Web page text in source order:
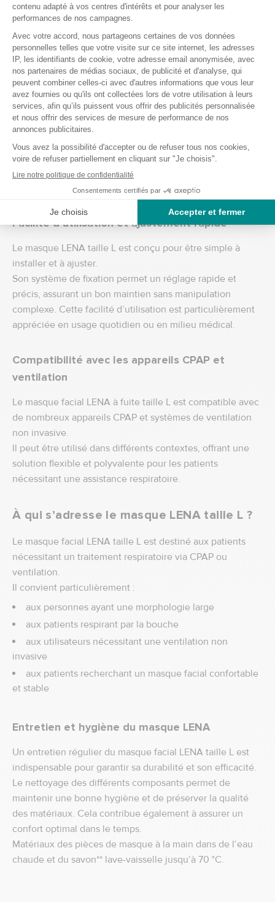
LENA taille L
Le masque facial LENA à fuite taille L se distingue
également par ses caractéristiques techniques, pensées
pour garantir performance et confort :
Dimensions (H x l x P) : 175 x 100 x 100 mm
Poids : 150 g
Espace mort : 326 ml
Durée de vie du dispositif : jusqu’à 5 ans
Durée d’utilisation recommandée : jusqu’à 12 mois¹
Ces caractéristiques permettent d’assurer un bon
équilibre entre légèreté, performance et durabilité, tout
en garantissant une utilisation confortable au quotidien.
Facilité d’utilisation et ajustement rapide
Le masque LENA taille L est conçu pour être simple à
installer et à ajuster.
Son système de fixation permet un réglage rapide et
précis, assurant un bon maintien sans manipulation
complexe. Cette facilité d’utilisation est particulièrement
appréciée en usage quotidien ou en milieu médical.
Compatibilité avec les appareils CPAP et
ventilation
Le masque facial LENA à fuite taille L est compatible avec
de nombreux appareils CPAP et systèmes de ventilation
non invasive.
Il peut être utilisé dans différents contextes, offrant une
solution flexible et polyvalente pour les patients
nécessitant une assistance respiratoire.
À qui s’adresse le masque LENA taille L ?
Le masque facial LENA taille L est destiné aux patients
nécessitant un traitement respiratoire via CPAP ou
ventilation.
Il convient particulièrement :
aux personnes ayant une morphologie large
aux patients respirant par la bouche
aux utilisateurs nécessitant une ventilation non
invasive
aux patients recherchant un masque facial confortable
et stable
Entretien et hygiène du masque LENA
Un entretien régulier du masque facial LENA taille L est
indispensable pour garantir sa durabilité et son efficacité.
Le nettoyage des différents composants permet de
maintenir une bonne hygiène et de préserver la qualité
des matériaux. Cela contribue également à assurer un
confort optimal dans le temps.
Matériaux des pièces de masque à la main dans de l‘eau
chaude et du savon** lave-vaisselle jusqu‘à 70 °C.